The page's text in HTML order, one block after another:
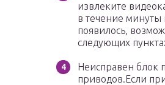
извлеките
в течение минуты
появилось,
следующих
Неисправен блок
приводов.Если